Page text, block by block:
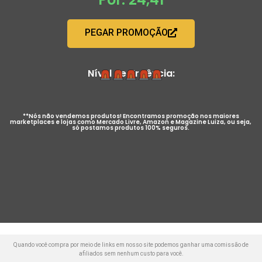
PEGAR PROMOÇÃO
Nível de Urgência:
**Nós não vendemos produtos! Encontramos promoção nos maiores
marketplaces e lojas como Mercado Livre, Amazon e Magazine Luiza, ou seja,
só postamos produtos 100% seguros.
Quando você compra por meio de links em nosso site podemos ganhar uma comissão de
afiliados sem nenhum custo para você.